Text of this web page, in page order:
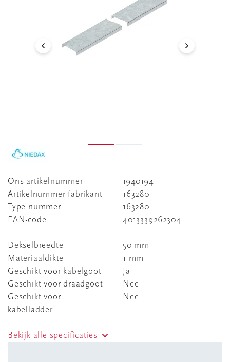
Ons artikelnummer
1940194
Artikelnummer fabrikant
163280
Type nummer
163280
EAN-code
4013339262304
Dekselbreedte
50 mm
Materiaaldikte
1 mm
Geschikt voor kabelgoot
Ja
Geschikt voor draadgoot
Nee
Geschikt voor
kabelladder
Nee
Bekijk alle specificaties